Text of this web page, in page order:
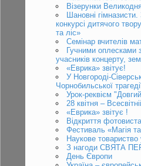
Візерунки
Шановні
конкурсі дитячого
та ліс»
Семінар вчителів
Гучними оплесками
учасників концерту,
«Еврика» звітує!
У Новгороді-
Чорнобильської
Урок-реквієм
28 квітня –
«Еврика» звітує !
Відкриття
Фестиваль «Магія
Наукове товариство
З нагоди СВЯТА
День Європи